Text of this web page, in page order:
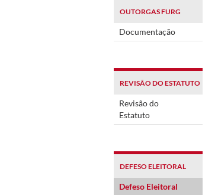
OUTORGAS FURG
Documentação
REVISÃO DO ESTATUTO
Revisão do
Estatuto
DEFESO ELEITORAL
Defeso Eleitoral